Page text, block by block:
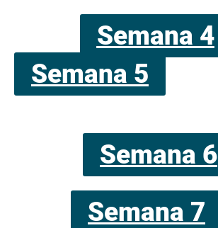
Semana 4
Semana 5
Semana 6
Semana 7